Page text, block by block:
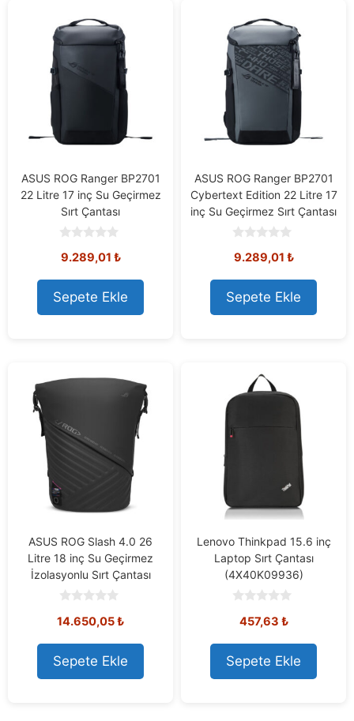
ASUS ROG Ranger BP2701
22 Litre 17 inç Su Geçirmez
Sırt Çantası
o
t
o
f
5
9.289,01 ₺
Sepete Ekle
ASUS ROG Ranger BP2701
Cybertext Edition 22 Litre 17
inç Su Geçirmez Sırt Çantası
o
t
o
f
5
9.289,01 ₺
Sepete Ekle
ASUS ROG Slash 4.0 26
Litre 18 inç Su Geçirmez
İzolasyonlu Sırt Çantası
o
t
o
f
5
14.650,05₺
Sepete Ekle
Lenovo Thinkpad 15.6 inç
Laptop Sırt Çantası
(4X40K09936)
t
o
f
5
457,63 ₺
Sepete Ekle